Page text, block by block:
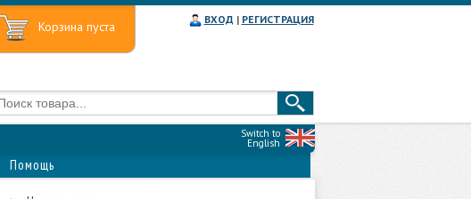
Корзина пуста ВХОД | РЕГИСТРАЦИЯ
Switch to
English
Помощь